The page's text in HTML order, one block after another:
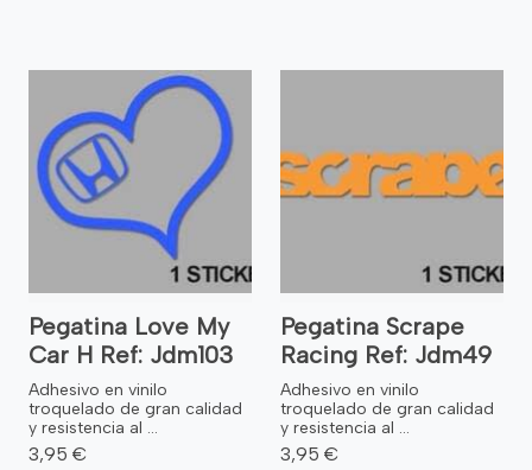
Pegatina Love My
Car H Ref: Jdm103
Adhesivo en vinilo
troquelado de gran calidad
y resistencia al ...
3,95 €
Pegatina Scrape
Racing Ref: Jdm49
Adhesivo en vinilo
troquelado de gran calidad
y resistencia al ...
3,95 €